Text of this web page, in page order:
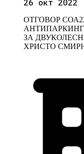
26 окт 2022
ОТГОВОР
ЗА
ХРИСТО